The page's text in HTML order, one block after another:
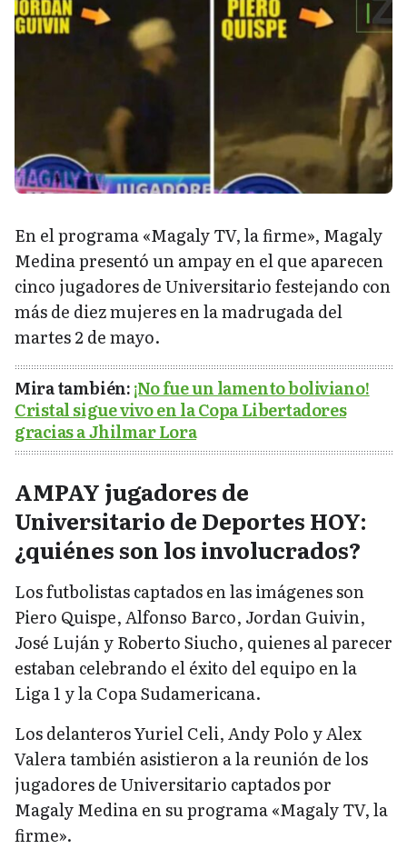
En el programa «Magaly TV, la firme», Magaly
Medina presentó un ampay en el que aparecen
cinco jugadores de Universitario festejando con
más de diez mujeres en la madrugada del
martes 2 de mayo.
Mira también:¡No fue un lamento boliviano!
Cristal sigue vivo en la Copa Libertadores
gracias a Jhilmar Lora
AMPAY jugadores de
Universitario de Deportes HOY:
¿quiénes son los involucrados?
Los futbolistas captados en las imágenes son
Piero Quispe, Alfonso Barco, Jordan Guivin,
José Luján y Roberto Siucho, quienes al parecer
estaban celebrando el éxito del equipo en la
Liga 1 y la Copa Sudamericana.
Los delanteros Yuriel Celi, Andy Polo y Alex
Valera también asistieron a la reunión de los
jugadores de Universitario captados por
Magaly Medina en su programa «Magaly TV, la
firme».